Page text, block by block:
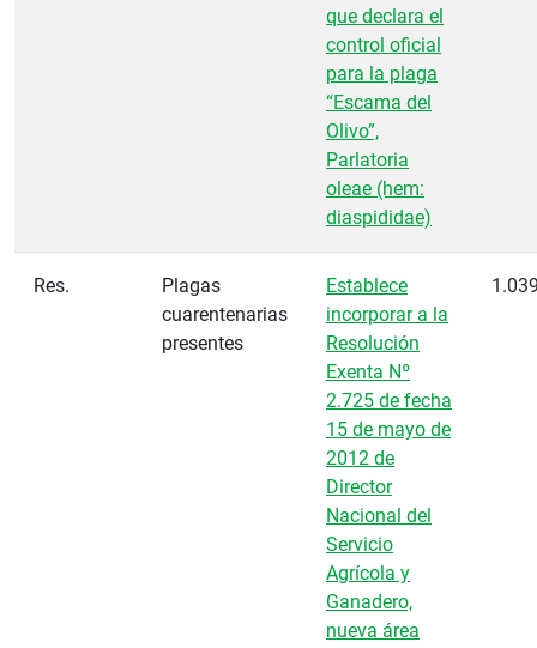
que declara el
control oficial
para la plaga
“Escama del
Olivo”,
Parlatoria
oleae (hem:
diaspididae)
Res.
Plagas
cuarentenarias
presentes
Establece
incorporar a la
Resolución
Exenta Nº
2.725 de fecha
15 de mayo de
2012 de
Director
Nacional del
Servicio
Agrícola y
Ganadero,
nueva área